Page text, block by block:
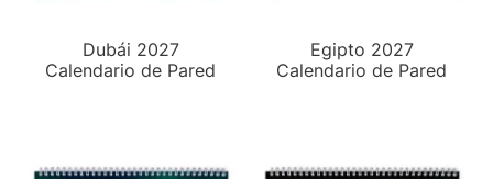
Dubái 2027
Calendario de Pared
Egipto 2027
Calendario de Pared